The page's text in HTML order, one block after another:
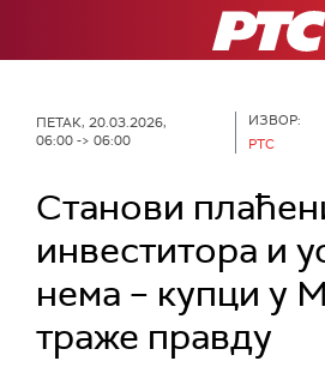
РТС
ПЕТАК, 20.03.2026,
06:00 -> 06:00
ИЗВОР:
РТС
Станови
инвеститора и
нема – купци у
траже правду